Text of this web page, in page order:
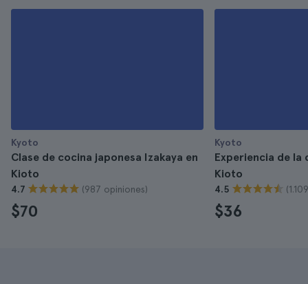
Kyoto
Clase de cocina japonesa Izakaya en
Kioto
4.7 (987 opiniones)
$70
Kyoto
Experiencia de la
Kioto
4.5
$36